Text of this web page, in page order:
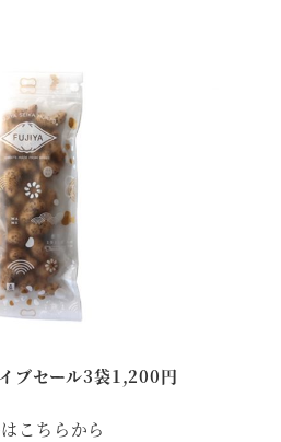
ブセール3袋1,200円
こちらから